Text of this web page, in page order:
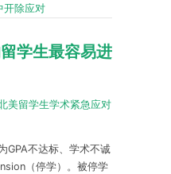
开除应对
学生最容易进
美留学生学术紧急应对
GPA不达标、学术不诚
（停学）。被停学